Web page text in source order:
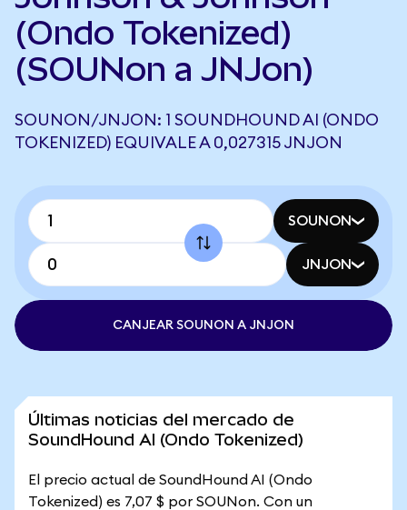
(Ondo Tokenized)
(SOUNon a JNJon)
SOUNON/JNJON: 1 SOUNDHOUND AI (ONDO
TOKENIZED) EQUIVALE A 0,027315 JNJON
SOUNON
JNJON
CANJEAR SOUNON A JNJON
Últimas noticias del mercado de
SoundHound AI (Ondo Tokenized)
El precio actual de SoundHound AI (Ondo
Tokenized) es 7,07 $ por SOUNon. Con un